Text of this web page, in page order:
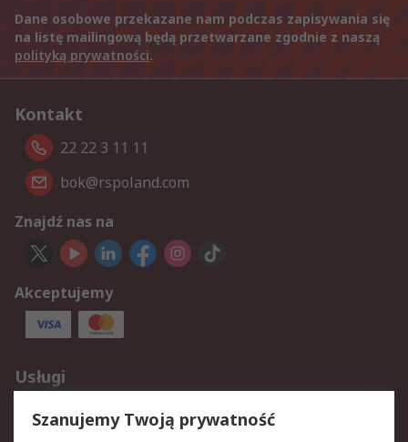
Dane osobowe przekazane nam podczas zapisywania się
na listę mailingową będą przetwarzane zgodnie z naszą
polityką prywatności.
Kontakt
22 22 3 11 11
bok@rspoland.com
Znajdź nas na
Akceptujemy
Usługi
Dostawa
Śledzenie przesyłek
Reklamacje i zwroty
Szanujemy Twoją prywatność